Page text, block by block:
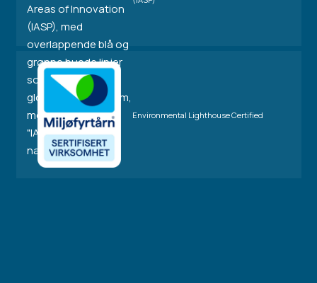
Environmental Lighthouse Certified